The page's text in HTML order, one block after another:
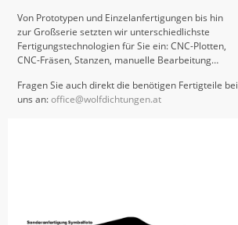
Von Prototypen und Einzelanfertigungen bis hin
zur Großserie setzten wir unterschiedlichste
Fertigungstechnologien für Sie ein: CNC-Plotten,
CNC-Fräsen, Stanzen, manuelle Bearbeitung…
Fragen Sie auch direkt die benötigen Fertigteile bei
uns an:office@wolfdichtungen.at